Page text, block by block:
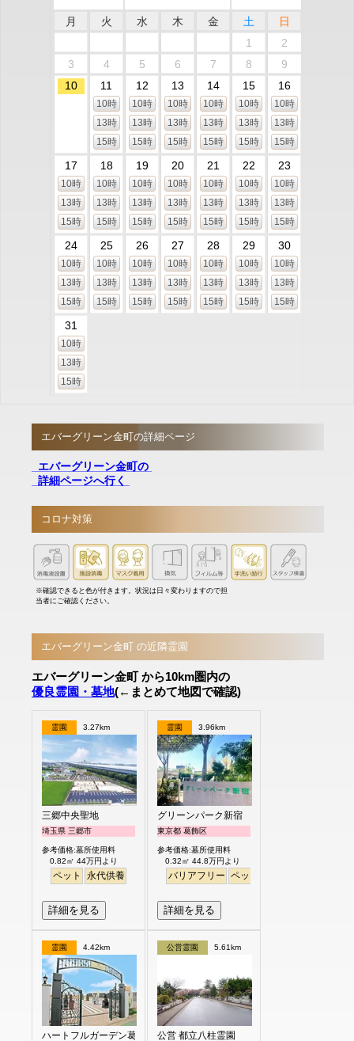
月 火 水 木 金 土
日
1
2
3
4 5 6 7 8
9
10
11
10時
13時
15時
12
10時
13時
15時
13
10時
13時
15時
14
10時
13時
15時
15
10時
13時
15時
16
10時
13時
15時
17
10時
13時
15時
18
10時
13時
15時
19
10時
13時
15時
20
10時
13時
15時
21
10時
13時
15時
22
10時
13時
15時
23
10時
13時
15時
24
10時
13時
15時
25
10時
13時
15時
26
10時
13時
15時
27
10時
13時
15時
28
10時
13時
15時
29
10時
13時
15時
30
10時
13時
15時
31
10時
13時
15時
エバーグリーン金町の詳細ページ
エバーグリーン金町の
詳細ページへ行く
コロナ対策
※確認できると色が付きます。状況は日々変わりますので担
当者にご確認ください。
エバーグリーン金町 の近隣霊園
エバーグリーン金町 から10km圏内の
優良霊園・墓地(←まとめて地図で確認)
霊園 3.27km
三郷中央聖地
埼玉県 三郷市
参考価格:墓所使用料
0.82㎡ 44万円より
ペット 永代供養
詳細を見る
霊園 3.96km
グリーンパーク新宿
東京都 葛飾区
参考価格:墓所使用料
0.32㎡ 44.8万円より
バリアフリー ペット
詳細を見る
霊園 4.42km
ハートフルガーデン葛飾鎌倉
公営霊園 5.61km
公営 都立八柱霊園